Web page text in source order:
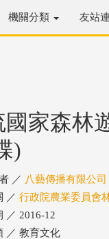
機關分類 友站
國家森林
)
／ 八藝傳播有限公司
／ 行政院農業委員會
／ 2016-12
／ 教育文化